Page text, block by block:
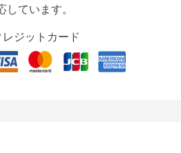
しています。
レジットカード